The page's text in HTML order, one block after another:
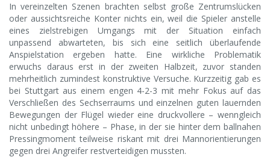
In vereinzelten Szenen brachten selbst große Zentrumslücken
oder aussichtsreiche Konter nichts ein, weil die Spieler anstelle
eines zielstrebigen Umgangs mit der Situation einfach
unpassend abwarteten, bis sich eine seitlich überlaufende
Anspielstation ergeben hatte. Eine wirkliche Problematik
erwuchs daraus erst in der zweiten Halbzeit, zuvor standen
mehrheitlich zumindest konstruktive Versuche. Kurzzeitig gab es
bei Stuttgart aus einem engen 4-2-3 mit mehr Fokus auf das
Verschließen des Sechserraums und einzelnen guten lauernden
Bewegungen der Flügel wieder eine druckvollere – wenngleich
nicht unbedingt höhere – Phase, in der sie hinter dem ballnahen
Pressingmoment teilweise riskant mit drei Mannorientierungen
gegen drei Angreifer restverteidigen mussten.